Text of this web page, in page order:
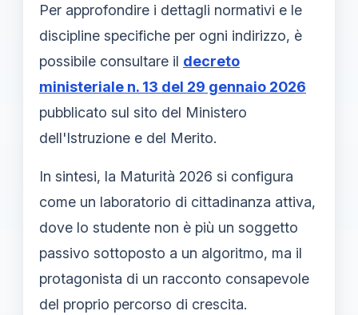
Per approfondire i dettagli normativi e le
discipline specifiche per ogni indirizzo, è
possibile consultare il decreto
ministeriale n. 13 del 29 gennaio 2026
pubblicato sul sito del Ministero
dell'Istruzione e del Merito.
In sintesi, la Maturità 2026 si configura
come un laboratorio di cittadinanza attiva,
dove lo studente non è più un soggetto
passivo sottoposto a un algoritmo, ma il
protagonista di un racconto consapevole
del proprio percorso di crescita.